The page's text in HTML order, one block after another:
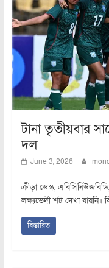
টানা তৃতীয়বার
দল
June 3, 2026
ক্রীড়া ডেস্ক,
লক্ষ্যভেদী শট দেখা যায়নি।
বিস্তারিত